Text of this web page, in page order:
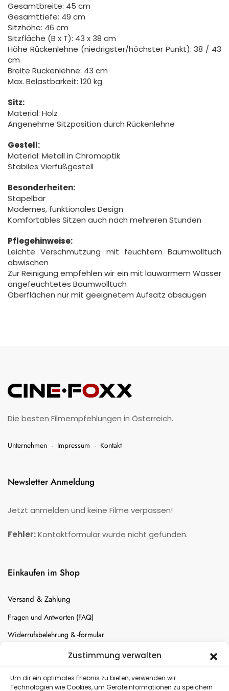
Zustimmung verwalten
Um dir ein optimales Erlebnis zu bieten, verwenden wir
Technologien wie Cookies, um Geräteinformationen zu speichern
Gesamtbreite: 45 cm
Gesamttiefe: 49 cm
Sitzhöhe: 46 cm
Sitzfläche (B x T): 43 x 38 cm
Höhe Rückenlehne (niedrigster/höchster Punkt): 38 / 43
cm
Breite Rückenlehne: 43 cm
Max. Belastbarkeit: 120 kg
Sitz:
Material: Holz
Angenehme Sitzposition durch Rückenlehne
Gestell:
Material: Metall in Chromoptik
Stabiles Vierfußgestell
Besonderheiten:
Stapelbar
Modernes, funktionales Design
Komfortables Sitzen auch nach mehreren Stunden
Pflegehinweise:
Leichte Verschmutzung mit feuchtem Baumwolltuch
abwischen
Zur Reinigung empfehlen wir ein mit lauwarmem Wasser
angefeuchtetes Baumwolltuch
Oberflächen nur mit geeignetem Aufsatz absaugen
Die besten Filmempfehlungen in Österreich.
Unternehmen · Impressum · Kontakt
Newsletter Anmeldung
Jetzt anmelden und keine Filme verpassen!
Fehler:Kontaktformular wurde nicht gefunden.
Einkaufen im Shop
Versand & Zahlung
Fragen und Antworten (FAQ)
Widerrufsbelehrung & -formular
Batterien-Entsorgung